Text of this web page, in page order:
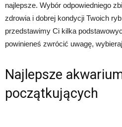
najlepsze. Wybór odpowiedniego
zdrowia i dobrej kondycji Twoich
przedstawimy Ci kilka
powinieneś zwrócić uwagę,
Najlepsze
początkujących